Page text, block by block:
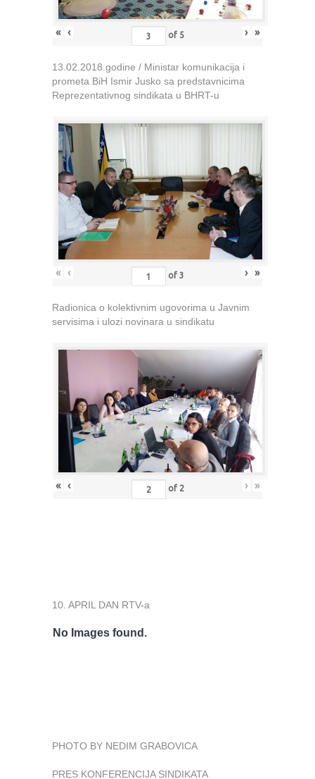
« ‹ of 5 › »
13.02.2018.godine / Ministar komunikacija i
prometa BiH Ismir Jusko sa predstavnicima
Reprezentativnog sindikata u BHRT-u
« ‹ of 3 › »
Radionica o kolektivnim ugovorima u Javnim
servisima i ulozi novinara u sindikatu
« ‹ of 2 › »
10. APRIL DAN RTV-a
No Images found.
PHOTO BY NEDIM GRABOVICA
PRES KONFERENCIJA SINDIKATA